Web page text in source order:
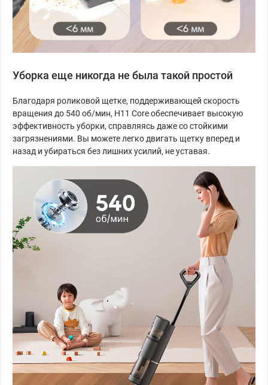
Уборка еще никогда не была такой простой
Благодаря роликовой щетке, поддерживающей скорость
вращения до 540 об/мин, H11 Core обеспечивает высокую
эффективность уборки, справляясь даже со стойкими
загрязнениями. Вы можете легко двигать щетку вперед и
назад и убираться без лишних усилий, не уставая.